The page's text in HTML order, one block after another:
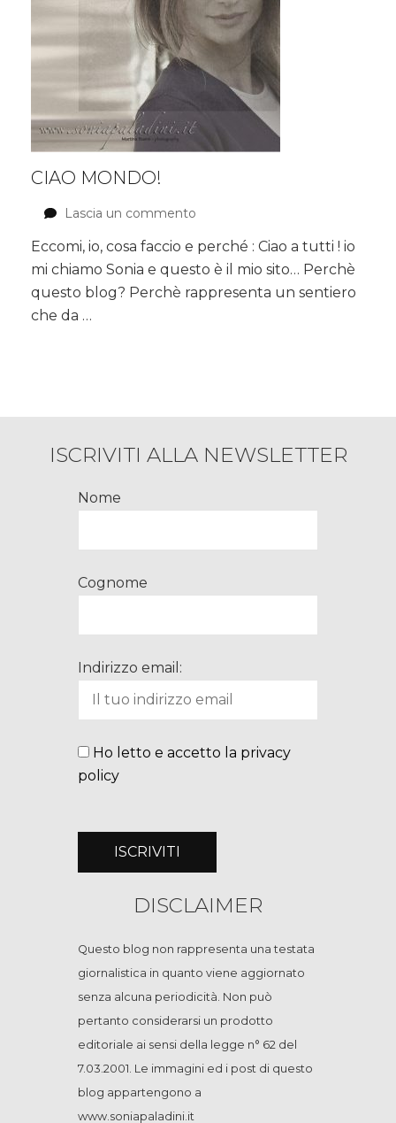
CIAO MONDO!
Lascia un commento
MONDO!
Eccomi, io, cosa faccio e perché : Ciao a tutti ! io
mi chiamo Sonia e questo è il mio sito… Perchè
questo blog? Perchè rappresenta un sentiero
che da …
ISCRIVITI ALLA NEWSLETTER
Nome
Cognome
Indirizzo email:
Ho letto e accetto la privacy
policy
DISCLAIMER
Questo blog non rappresenta una testata
giornalistica in quanto viene aggiornato
senza alcuna periodicità. Non può
pertanto considerarsi un prodotto
editoriale ai sensi della legge n° 62 del
7.03.2001. Le immagini ed i post di questo
blog appartengono a
www.soniapaladini.it